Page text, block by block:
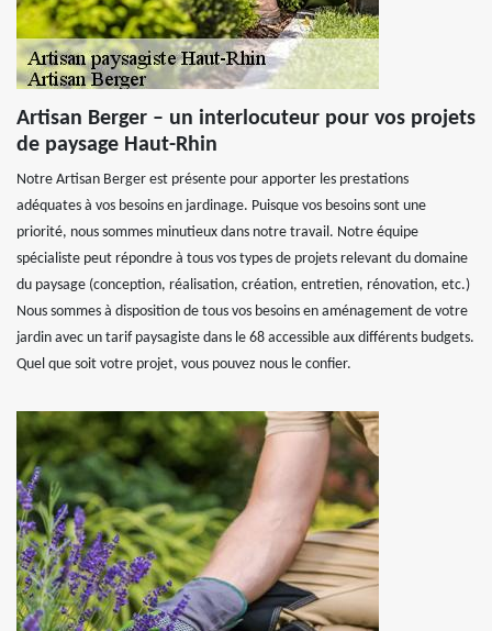
Artisan Berger – un interlocuteur pour vos projets
de paysage Haut-Rhin
Notre Artisan Berger est présente pour apporter les prestations
adéquates à vos besoins en jardinage. Puisque vos besoins sont une
priorité, nous sommes minutieux dans notre travail. Notre équipe
spécialiste peut répondre à tous vos types de projets relevant du domaine
du paysage (conception, réalisation, création, entretien, rénovation, etc.)
Nous sommes à disposition de tous vos besoins en aménagement de votre
jardin avec un tarif paysagiste dans le 68 accessible aux différents budgets.
Quel que soit votre projet, vous pouvez nous le confier.